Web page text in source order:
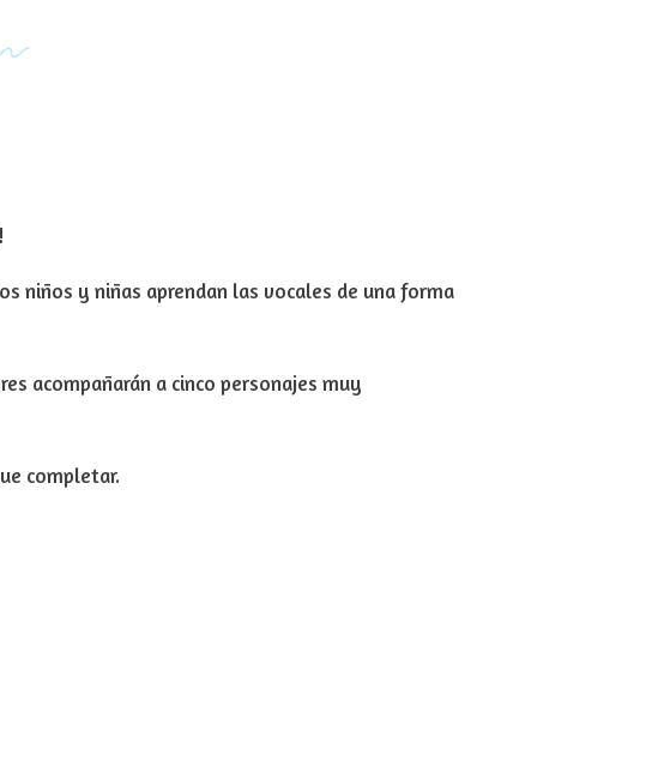
niños y niñas aprendan las vocales de una forma
acompañarán a cinco personajes muy
completar.